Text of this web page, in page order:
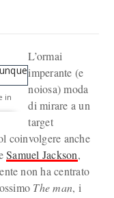
in
L’ormai
imperante (e
noiosa) moda
di mirare a un
target
coinvolgere anche
Samuel Jackson,
non ha centrato
The man, i